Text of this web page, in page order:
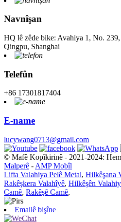
Navnîşan
HQ lê zêde bike: Avahiya 1, No.
Qingpu, Shanghai
Telefûn
+86 17301817404
E-name
lucywang0713@gmail.com
© Mafê Kopîkirinê - 2021-2024:
Malperê - AMP Mobîl
Lifta Valahiya Pelê Metal, Hilkêşana
Rakêşkera Valahîyê, Hilkêşên
Camê, Rakêşê Camê,
Emailê bişîne